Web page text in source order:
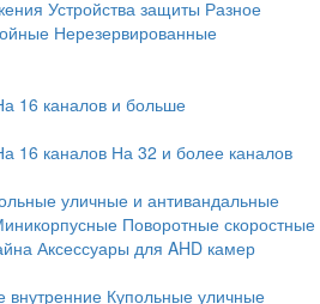
Устройства защиты Разное
Нерезервированные
16 каналов и больше
16 каналов На 32 и более каналов
уличные и антивандальные
Поворотные скоростные
Аксессуары для AHD камер
внутренние Купольные уличные